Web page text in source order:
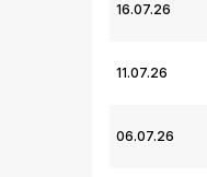
16.07.26
11.07.26
06.07.26